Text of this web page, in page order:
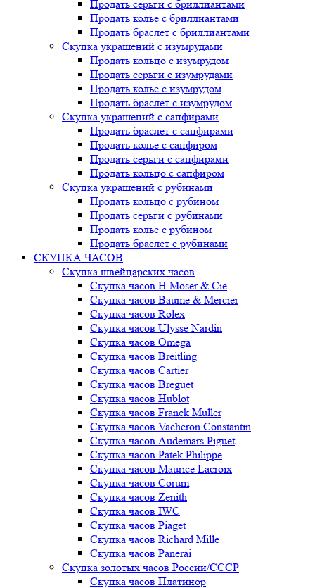
Продать серьги с бриллиантами
Продать колье с бриллиантами
Продать браслет с бриллиантами
Скупка украшений с изумрудами
Продать кольцо с изумрудом
Продать серьги с изумрудами
Продать колье с изумрудом
Продать браслет с изумрудом
Скупка украшений с сапфирами
Продать браслет с сапфирами
Продать колье с сапфиром
Продать серьги с сапфирами
Продать кольцо с сапфиром
Скупка украшений с рубинами
Продать кольцо с рубином
Продать серьги с рубинами
Продать колье с рубином
Продать браслет с рубинами
СКУПКА ЧАСОВ
Скупка швейцарских часов
Скупка часов H.Moser & Cie
Скупка часов Baume & Mercier
Скупка часов Rolex
Скупка часов Ulysse Nardin
Скупка часов Omega
Скупка часов Breitling
Скупка часов Cartier
Скупка часов Breguet
Скупка часов Hublot
Скупка часов Franck Muller
Скупка часов Vacheron Constantin
Скупка часов Audemars Piguet
Скупка часов Patek Philippe
Скупка часов Maurice Lacroix
Скупка часов Corum
Скупка часов Zenith
Скупка часов IWC
Скупка часов Piaget
Скупка часов Richard Mille
Скупка часов Panerai
Скупка золотых часов России/СССР
Скупка часов Платинор